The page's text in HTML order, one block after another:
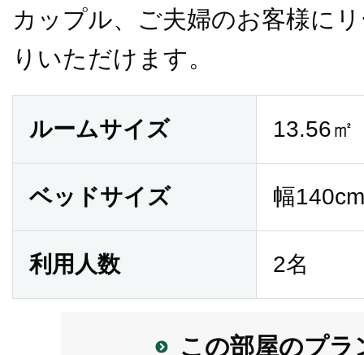
カップル、ご夫婦のお客様に
りいただけます。
ルームサイズ 13.56㎡
ベッドサイズ 幅
利用人数 2名
この部屋のプラ